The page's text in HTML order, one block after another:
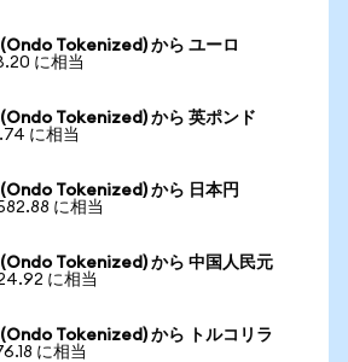
Tokenized) から ユーロ
に相当
Tokenized) から 英ポンド
に相当
Tokenized) から 日本円
に相当
Tokenized) から 中国人民元
に相当
Tokenized) から トルコリラ
に相当